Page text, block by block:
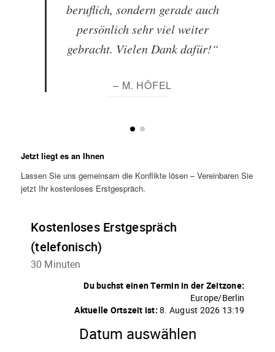
beruflich, sondern gerade auch
persönlich sehr viel weiter
gebracht. Vielen Dank dafür!“
– M. HÖFEL
Jetzt liegt es an Ihnen
Lassen Sie uns gemeinsam die Konflikte lösen – Vereinbaren Sie
jetzt Ihr kostenloses Erstgespräch.